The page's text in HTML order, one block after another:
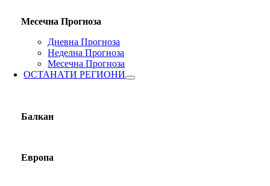
Месечна Прогноза
Дневна Прогноза
Неделна Прогноза
Месечна Прогноза
ОСТАНАТИ РЕГИОНИ
Балкан
Европа